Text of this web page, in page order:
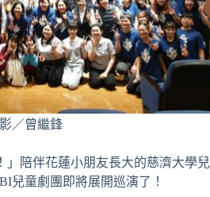
／曾繼鋒
」陪伴花蓮小朋友長大的慈濟大學兒
兒童劇團即將展開巡演了！